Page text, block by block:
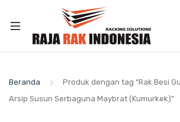
Beranda
Produk dengan tag “Rak Besi
Arsip Susun Serbaguna Maybrat (Kumurkek)”